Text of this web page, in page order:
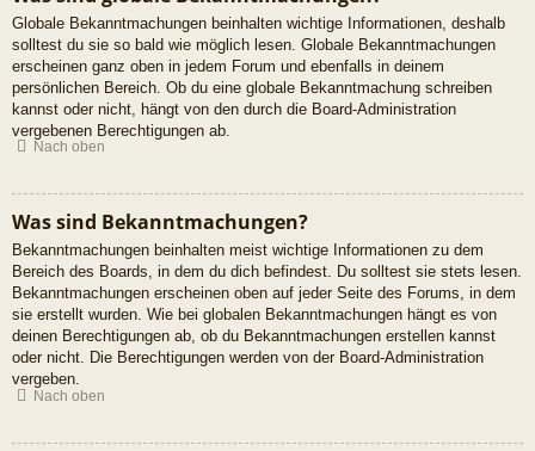
Globale Bekanntmachungen beinhalten wichtige Informationen, deshalb
solltest du sie so bald wie möglich lesen. Globale Bekanntmachungen
erscheinen ganz oben in jedem Forum und ebenfalls in deinem
persönlichen Bereich. Ob du eine globale Bekanntmachung schreiben
kannst oder nicht, hängt von den durch die Board-Administration
vergebenen Berechtigungen ab.
Nach oben
Was sind Bekanntmachungen?
Bekanntmachungen beinhalten meist wichtige Informationen zu dem
Bereich des Boards, in dem du dich befindest. Du solltest sie stets lesen.
Bekanntmachungen erscheinen oben auf jeder Seite des Forums, in dem
sie erstellt wurden. Wie bei globalen Bekanntmachungen hängt es von
deinen Berechtigungen ab, ob du Bekanntmachungen erstellen kannst
oder nicht. Die Berechtigungen werden von der Board-Administration
vergeben.
Nach oben